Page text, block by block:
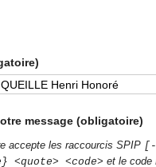
message (obligatoire)
accepte les raccourcis SPIP
<code> et le